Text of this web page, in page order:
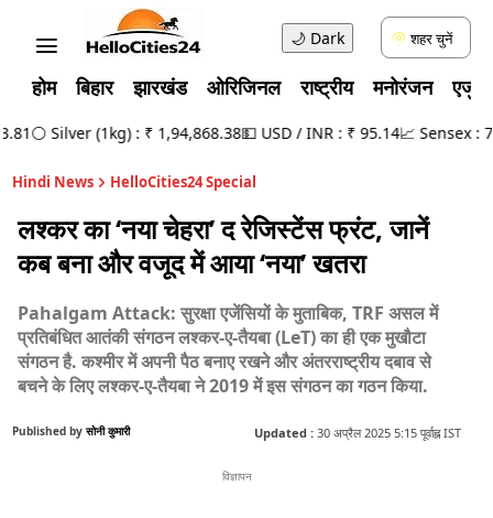
🌙 Dark शहर चुनें
होम बिहार झारखंड ओरिजिनल राष्ट्रीय मनोरंजन
⚪ Silver (1kg) : ₹ 1,94,868.38💵 USD / INR : ₹ 95.14📈 Sensex :
Hindi News HelloCities24 Special
लश्कर का ‘नया चेहरा’ द रेजिस्टेंस फ्रंट, जानें
कब बना और वजूद में आया ‘नया’ खतरा
Pahalgam Attack: सुरक्षा एजेंसियों के मुताबिक, TRF असल में
प्रतिबंधित आतंकी संगठन लश्कर-ए-तैयबा (LeT) का ही एक मुखौटा
संगठन है. कश्मीर में अपनी पैठ बनाए रखने और अंतरराष्ट्रीय दबाव से
बचने के लिए लश्कर-ए-तैयबा ने 2019 में इस संगठन का गठन किया.
Published by सोनी कुमारी Updated : 30 अप्रैल 2025 5:15 पूर्वाह्न IST
विज्ञापन